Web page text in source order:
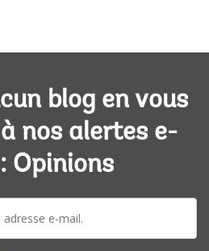
blog en vous
nos alertes e-
Opinions